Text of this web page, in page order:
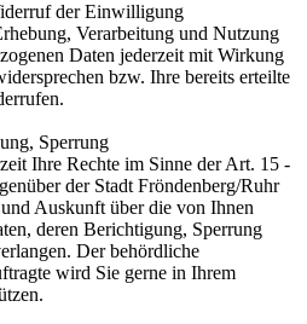
der Einwilligung
Verarbeitung und Nutzung
Daten jederzeit mit Wirkung
bzw. Ihre bereits erteilte
Sperrung
Ihre Rechte im Sinne der Art. 15 -
der Stadt Fröndenberg/Ruhr
Auskunft über die von Ihnen
deren Berichtigung, Sperrung
Der behördliche
wird Sie gerne in Ihrem